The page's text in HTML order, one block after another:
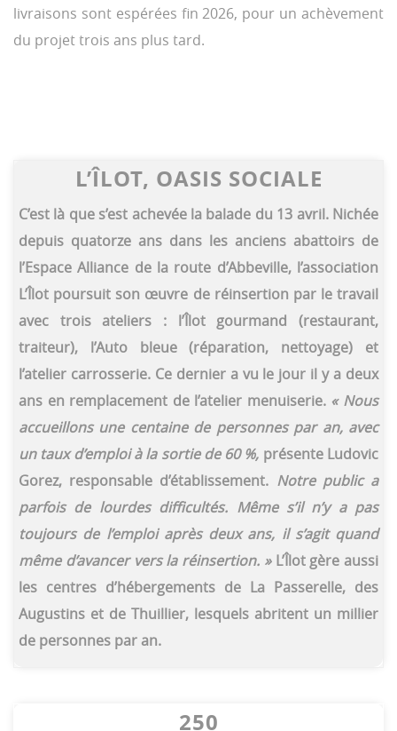
livraisons sont espérées fin 2026, pour un achèvement
du projet trois ans plus tard.
L’ÎLOT, OASIS SOCIALE
C’est là que s’est achevée la balade du 13 avril. Nichée
depuis quatorze ans dans les anciens abattoirs de
l’Espace Alliance de la route d’Abbeville, l’association
L’Îlot poursuit son œuvre de réinsertion par le travail
avec trois ateliers : l’Îlot gourmand (restaurant,
traiteur), l’Auto bleue (réparation, nettoyage) et
l’atelier carrosserie. Ce dernier a vu le jour il y a deux
ans en remplacement de l’atelier menuiserie. « Nous
accueillons une centaine de personnes par an, avec
un taux d’emploi à la sortie de 60 %, présente Ludovic
Gorez, responsable d’établissement. Notre public a
parfois de lourdes difficultés. Même s’il n’y a pas
toujours de l’emploi après deux ans, il s’agit quand
même d’avancer vers la réinsertion. » L’Îlot gère aussi
les centres d’hébergements de La Passerelle, des
Augustins et de Thuillier, lesquels abritent un millier
de personnes par an.
250